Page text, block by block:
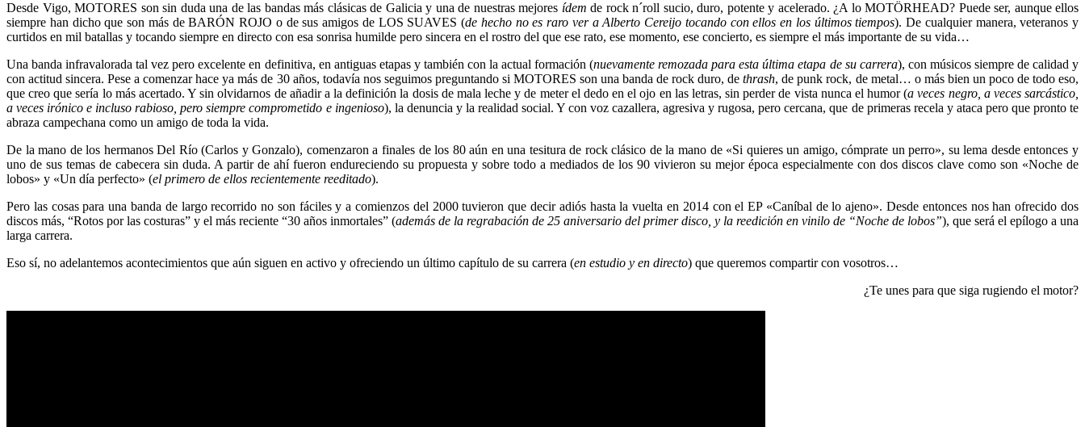
Desde Vigo, MOTORES son sin duda una de las bandas más clásicas de Galicia y una de nuestras mejores ídem de rock n´roll sucio, duro, potente y acelerado. ¿A lo MOTÖRHEAD? Puede ser, aunque ellos
siempre han dicho que son más de BARÓN ROJO o de sus amigos de LOS SUAVES (de hecho no es raro ver a Alberto Cereijo tocando con ellos en los últimos tiempos). De cualquier manera, veteranos y
curtidos en mil batallas y tocando siempre en directo con esa sonrisa humilde pero sincera en el rostro del que ese rato, ese momento, ese concierto, es siempre el más importante de su vida…
Una banda infravalorada tal vez pero excelente en definitiva, en antiguas etapas y también con la actual formación (nuevamente remozada para esta última etapa de su carrera), con músicos siempre de calidad y
con actitud sincera. Pese a comenzar hace ya más de 30 años, todavía nos seguimos preguntando si MOTORES son una banda de rock duro, dethrash, de punk rock, de metal… o más bien un poco de todo eso,
que creo que sería lo más acertado. Y sin olvidarnos de añadir a la definición la dosis de mala leche y de meter el dedo en el ojo en las letras, sin perder de vista nunca el humor (a veces negro, a veces sarcástico,
a veces irónico e incluso rabioso, pero siempre comprometido e ingenioso), la denuncia y la realidad social. Y con voz cazallera, agresiva y rugosa, pero cercana, que de primeras recela y ataca pero que pronto te
abraza campechana como un amigo de toda la vida.
De la mano de los hermanos Del Río (Carlos y Gonzalo), comenzaron a finales de los 80 aún en una tesitura de rock clásico de la mano de «Si quieres un amigo, cómprate un perro», su lema desde entonces y
uno de sus temas de cabecera sin duda. A partir de ahí fueron endureciendo su propuesta y sobre todo a mediados de los 90 vivieron su mejor época especialmente con dos discos clave como son «Noche de
lobos» y «Un día perfecto» (el primero de ellos recientemente reeditado).
Pero las cosas para una banda de largo recorrido no son fáciles y a comienzos del 2000 tuvieron que decir adiós hasta la vuelta en 2014 con el EP «Caníbal de lo ajeno». Desde entonces nos han ofrecido dos
discos más, “Rotos por las costuras” y el más reciente “30 años inmortales” (además de la regrabación de 25 aniversario del primer disco, y la reedición en vinilo de “Noche de lobos”), que será el epílogo a una
larga carrera.
Eso sí, no adelantemos acontecimientos que aún siguen en activo y ofreciendo un último capítulo de su carrera (en estudio y en directo) que queremos compartir con vosotros…
¿Te unes para que siga rugiendo el motor?